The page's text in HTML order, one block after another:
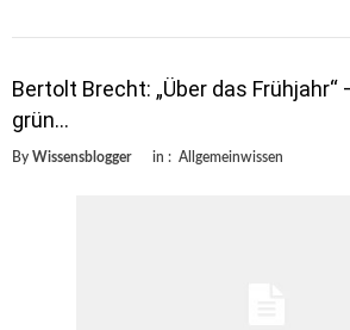
Bertolt Brecht: „Über das Frühjahr“
grün…
By Wissensblogger in : Allgemeinwissen